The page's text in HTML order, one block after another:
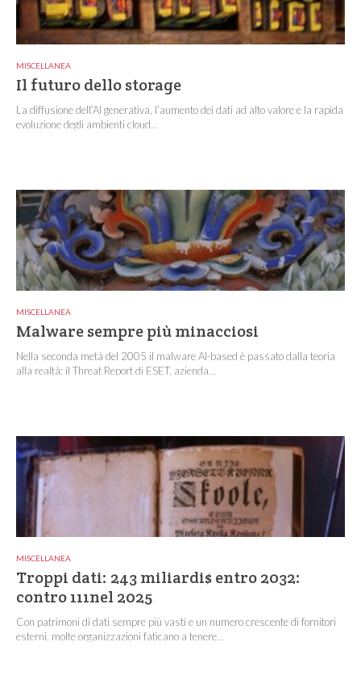
MISCELLANEA
Il futuro dello storage
La diffusione dell’AI generativa, l’aumento dei dati ad alto valore e la rapida
evoluzione degli ambienti cloud...
MISCELLANEA
Malware sempre più minacciosi
Nella seconda metà del 2005 il malware AI-based è passato dalla teoria
alla realtà: il Threat Report di ESET, azienda...
MISCELLANEA
Troppi dati: 243 miliardi$ entro 2032:
contro 111nel 2025
Con patrimoni di dati sempre più vasti e un numero crescente di fornitori
esterni, molte organizzazioni faticano a tenere...